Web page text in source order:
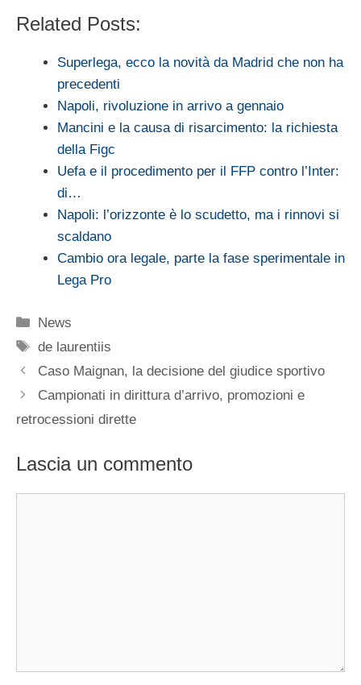
Related Posts:
Superlega, ecco la novità da Madrid che non ha
precedenti
Napoli, rivoluzione in arrivo a gennaio
Mancini e la causa di risarcimento: la richiesta
della Figc
Uefa e il procedimento per il FFP contro l’Inter:
di…
Napoli: l’orizzonte è lo scudetto, ma i rinnovi si
scaldano
Cambio ora legale, parte la fase sperimentale in
Lega Pro
Categorie
News
Tag
de laurentiis
Caso Maignan, la decisione del giudice sportivo
Campionati in dirittura d’arrivo, promozioni e
retrocessioni dirette
Lascia un commento